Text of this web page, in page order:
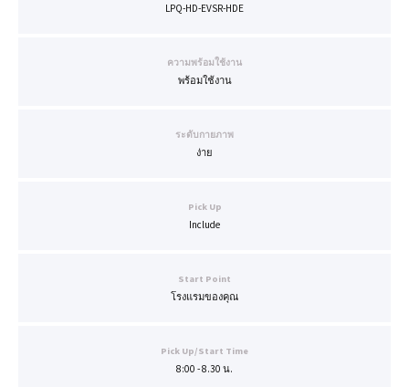
LPQ-HD-EVSR-HDE
ความพร้อมใช้งาน
พร้อมใช้งาน
ระดับกายภาพ
ง่าย
Pick Up
Include
Start Point
โรงแรมของคุณ
Pick Up/Start Time
8:00 - 8.30 น.